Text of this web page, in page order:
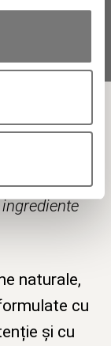
fabricate în
naturale,
cu
și cu